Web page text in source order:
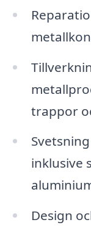
trappor
inklusive
Design